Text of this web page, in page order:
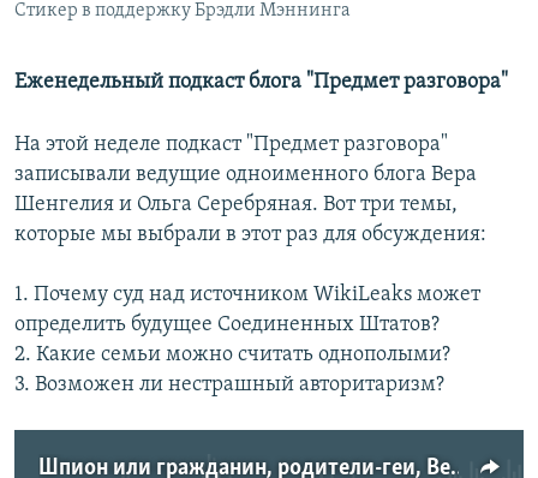
Стикер в поддержку Брэдли Мэннинга
Еженедельный подкаст блога "Предмет разговора"
На этой неделе подкаст "Предмет разговора"
записывали ведущие одноименного блога Вера
Шенгелия и Ольга Серебряная. Вот три темы,
которые мы выбрали в этот раз для обсуждения:
1. Почему суд над источником WikiLeaks может
определить будущее Соединенных Штатов?
2. Какие семьи можно считать однополыми?
3. Возможен ли нестрашный авторитаризм?
Шпион или гражданин, родители-геи, Венгрия и театр